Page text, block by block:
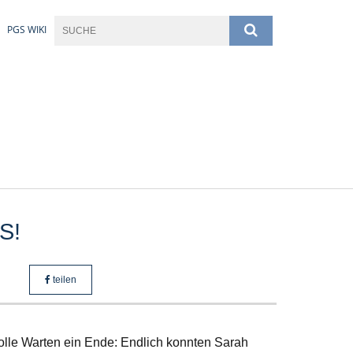
PGS WIKI
teilen
Warten ein Ende: Endlich konnten Sarah